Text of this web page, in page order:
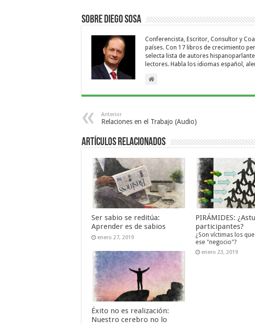
Sobre Diego Sosa
Conferencista, Escritor, Consultor y
países. Con 17 libros de crecimiento
selecta lista de autores
lectores. Habla los idiomas español,
Anterior
Relaciones en el Trabajo (Audio)
Artículos relacionados
Ser sabio se reditúa:
Aprender es de sabios
enero 27, 2019
PIRÁMIDES:
participantes?
¿Son víctimas los
ese "negocio"?
enero 23, 2019
Éxito no es realización:
Nuestro cerebro no lo